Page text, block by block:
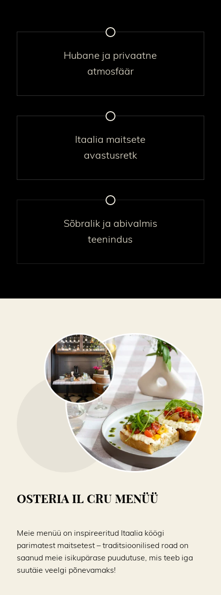
Hubane ja privaatne
atmosfäär
Itaalia maitsete
avastusretk
Sõbralik ja abivalmis
teenindus
OSTERIA IL CRU MENÜÜ
Meie menüü on inspireeritud Itaalia köögi
parimatest maitsetest – traditsioonilised road on
saanud meie isikupärase puudutuse, mis teeb iga
suutäie veelgi põnevamaks!